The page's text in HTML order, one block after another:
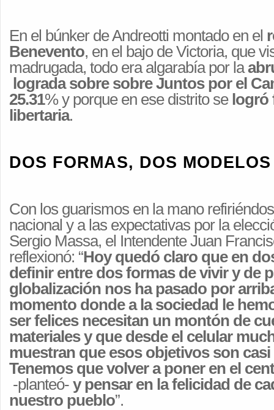
En el búnker de Andreotti montado en el
Benevento, en el bajo de Victoria, que
madrugada, todo era algarabía por la
lograda sobre sobre Juntos por el
25.31% y porque en ese distrito se logró
libertaria.
DOS FORMAS, DOS
Con los guarismos en la mano
nacional y a las expectativas por la
Sergio Massa, el Intendente Juan
reflexionó: “Hoy quedó claro que en
definir entre dos formas de vivir y de
globalización nos ha pasado por
momento donde a la sociedad le
ser felices necesitan un montón de
materiales y que desde el celular
muestran que esos objetivos son
Tenemos que volver a poner en el
-planteó- y pensar en la felicidad de
nuestro pueblo”.